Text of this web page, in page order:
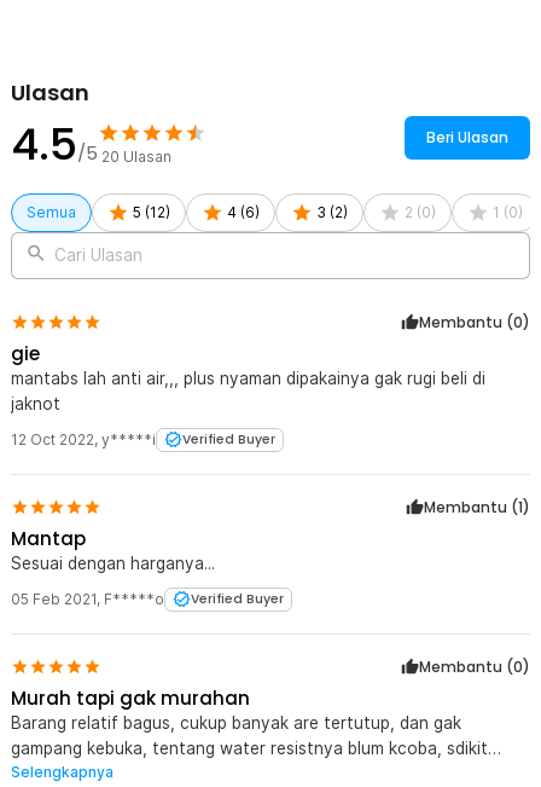
Ulasan
4.5/5 20 Ulasan
Beri Ulasan
Semua 5 (12) 4 (6) 3 (2) 2 (0) 1 (0)
Cari Ulasan
Membantu (0)
gie
mantabs lah anti air,,, plus nyaman dipakainya gak rugi beli di
jaknot
12 Oct 2022, y*****i Verified Buyer
Membantu (1)
Mantap
Sesuai dengan harganya...
05 Feb 2021, F*****o Verified Buyer
Membantu (0)
Murah tapi gak murahan
Barang relatif bagus, cukup banyak are tertutup, dan gak
gampang kebuka, tentang water resistnya blum kcoba, sdikit
saran, akan lbih bagus kalo ditambah pengait diblkang tas, lbih
Selengkapnya